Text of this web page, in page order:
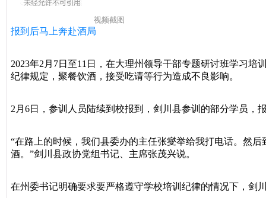
视频截图
报到后马上奔赴酒局
2023年2月7日至11日，在大理州领导干部专题研讨班学习
纪律规定，聚餐饮酒，接受吃请等行为造成不良影响。
2月6日，参训人员陆续到校报到，剑川县参训的部分学员，
“在路上的时候，我们县委办的主任张燮举给我打电话。然
酒。”剑川县政协党组书记、主席张茂兴说。
在州委书记明确要求要严格遵守学校培训纪律的情况下，剑